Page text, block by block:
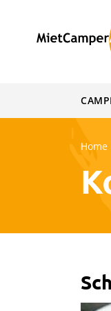
content
Home